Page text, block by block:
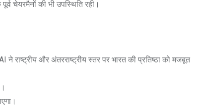
चेयरमैनों की भी उपस्थिति रही।
राष्ट्रीय और अंतरराष्ट्रीय स्तर पर भारत की प्रतिष्ठा को मजबूत